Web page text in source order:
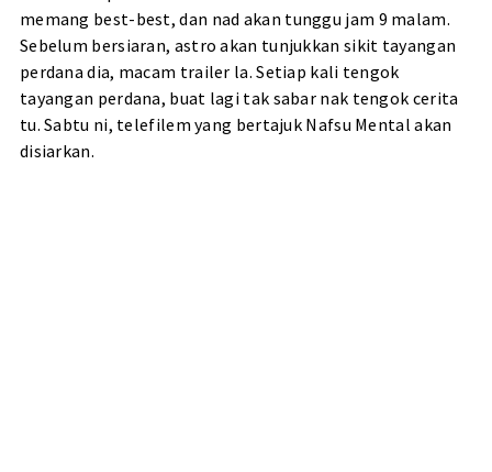
memang best-best, dan nad akan tunggu jam 9 malam.
Sebelum bersiaran, astro akan tunjukkan sikit tayangan
perdana dia, macam trailer la. Setiap kali tengok
tayangan perdana, buat lagi tak sabar nak tengok cerita
tu. Sabtu ni, telefilem yang bertajuk Nafsu Mental akan
disiarkan.